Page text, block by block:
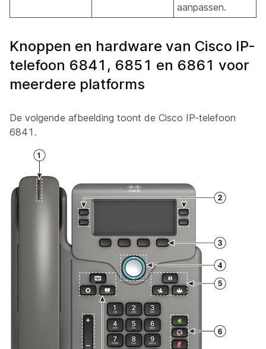
aanpassen.
Knoppen en hardware van Cisco IP-
telefoon 6841, 6851 en 6861 voor
meerdere platforms
De volgende afbeelding toont de Cisco IP-telefoon
6841.